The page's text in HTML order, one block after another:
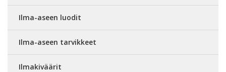
Ilma-aseen luodit
Ilma-aseen tarvikkeet
Ilmakiväärit